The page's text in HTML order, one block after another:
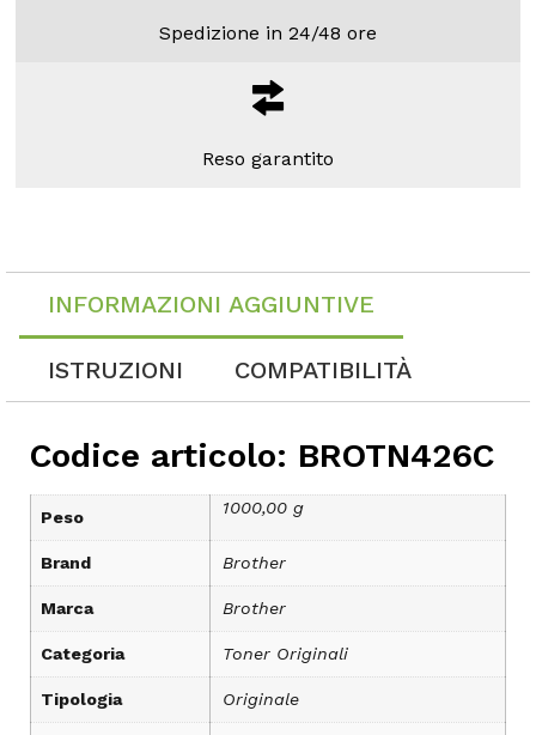
Spedizione in 24/48 ore
Reso garantito
INFORMAZIONI AGGIUNTIVE
ISTRUZIONI COMPATIBILITÀ
Codice articolo: BROTN426C
Peso 1000,00 g
Brand Brother
Marca Brother
Categoria Toner Originali
Tipologia Originale